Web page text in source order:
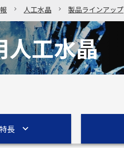
人工水晶 製品ラインアップ
人工水晶
特長